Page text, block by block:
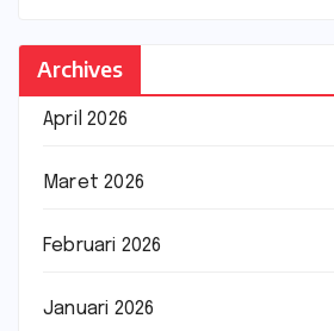
Archives
April 2026
Maret 2026
Februari 2026
Januari 2026